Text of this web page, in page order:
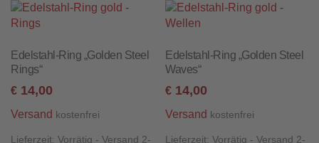
Edelstahl-Ring „Golden Steel
Rings“
€ 14,00
Versand kostenfrei
Lieferzeit: Vorrätig - Versand 2-
Edelstahl-Ring „Golden Steel
Waves“
€ 14,00
Versand kostenfrei
Lieferzeit:Vorrätig - Versand 2-